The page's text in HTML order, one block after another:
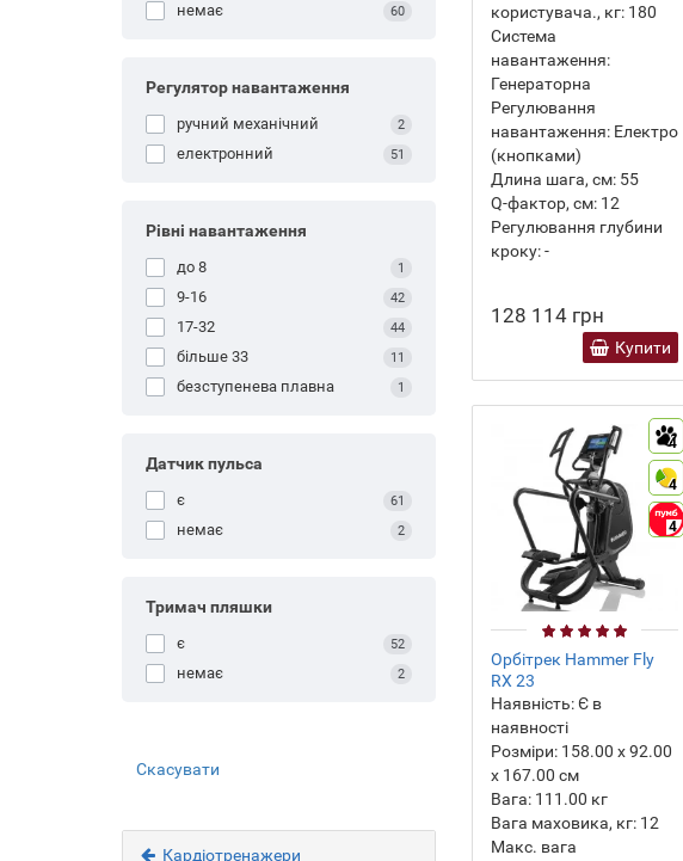
немає 60
Регулятор навантаження
ручний механічний 2
електронний 51
Рівні навантаження
до 8 1
9-16 42
17-32 44
більше 33 11
безступенева плавна 1
Датчик пульса
є 61
немає 2
Тримач пляшки
є 52
немає 2
Скасувати
Кардіотренажери
користувача., кг:180
Система
навантаження:
Генераторна
Регулювання
навантаження:Електро
(кнопками)
Длина шага, см:55
Q-фактор, см:12
Регулювання глубини
кроку:-
128 114 грн
Купити
4
4
4
Орбітрек Hammer Fly
RX 23
Наявність:Є в
наявності
Розміри:158.00 х 92.00
х 167.00 см
Вага: 111.00 кг
Вага маховика, кг:12
Макс. вага